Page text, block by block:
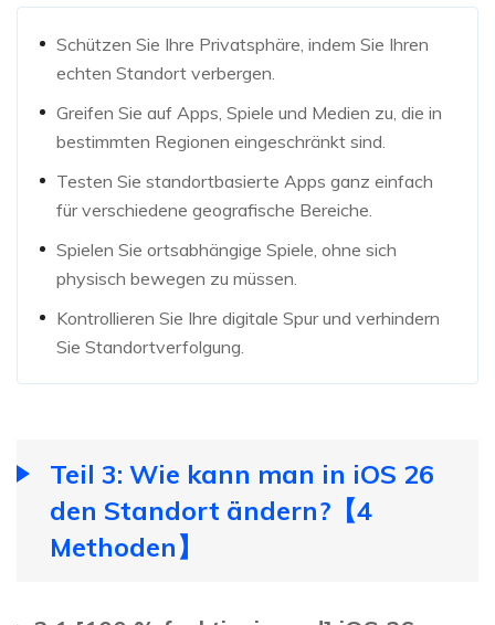
Schützen Sie Ihre Privatsphäre, indem Sie Ihren
echten Standort verbergen.
Greifen Sie auf Apps, Spiele und Medien zu, die in
bestimmten Regionen eingeschränkt sind.
Testen Sie standortbasierte Apps ganz einfach
für verschiedene geografische Bereiche.
Spielen Sie ortsabhängige Spiele, ohne sich
physisch bewegen zu müssen.
Kontrollieren Sie Ihre digitale Spur und verhindern
Sie Standortverfolgung.
Teil 3: Wie kann man in iOS 26
den Standort ändern?【4
Methoden】